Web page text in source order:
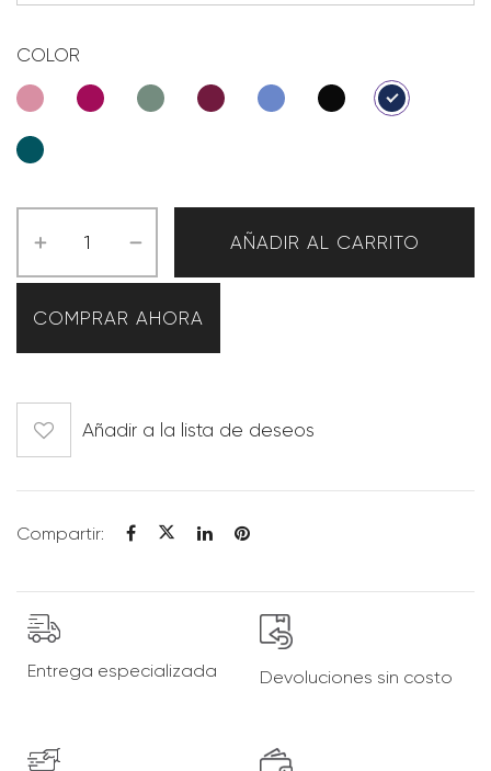
COLOR
AÑADIR AL CARRITO
COMPRAR AHORA
Añadir a la lista de deseos
Compartir:
Entrega especializada Devoluciones sin costo